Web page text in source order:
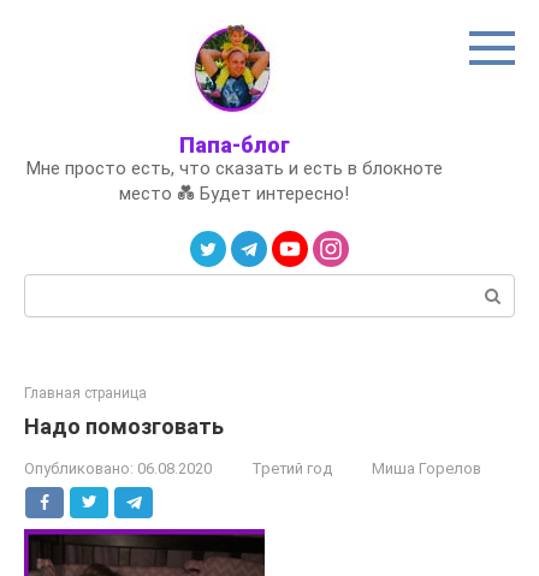
Папа-блог
Мне просто есть, что сказать и есть в блокноте
место 💑 Будет интересно!
Главная страница
Надо помозговать
Опубликовано: 06.08.2020 Третий год Миша Горелов